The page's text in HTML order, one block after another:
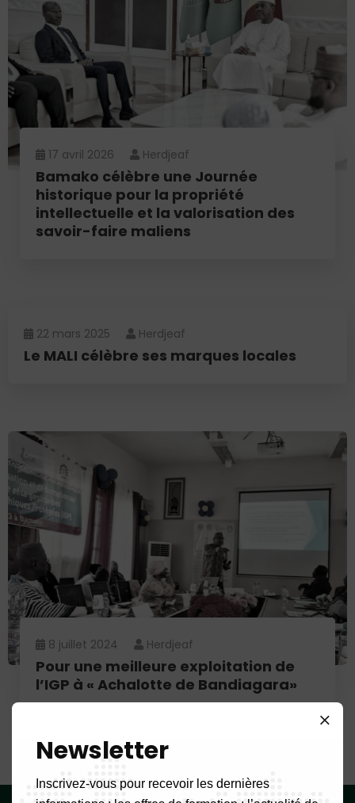
17 avril 2026 Herdjeaf
Bamako célèbre une Journée
historique pour la propriété
intellectuelle et la valorisation des
savoir-faire maliens
22 mars 2025 Herdjeaf
Le MALI célèbre ses marques locales
8 juillet 2024 Herdjeaf
Pour une meilleure exploitation de
l’IGP à « Achalotte de Bandiagara»
Newsletter
Inscrivez-vous pour recevoir les dernières